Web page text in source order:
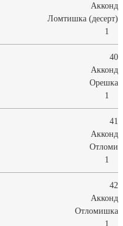
Акконд
Ломтишка (десерт)
1
40
Акконд
Орешка
1
41
Акконд
Отломи
1
42
Акконд
Отломишка
1